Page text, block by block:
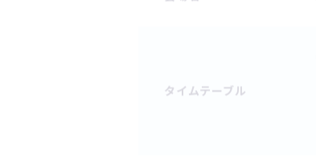
タイムテーブル